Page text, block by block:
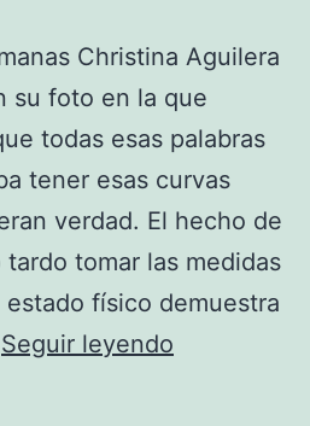
Christina Aguilera
su foto en la que
todas esas palabras
tener esas curvas
verdad. El hecho de
tomar las medidas
físico demuestra
Seguir leyendo